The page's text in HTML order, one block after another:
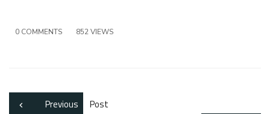
0 COMMENTS 852 VIEWS
Previous
Post